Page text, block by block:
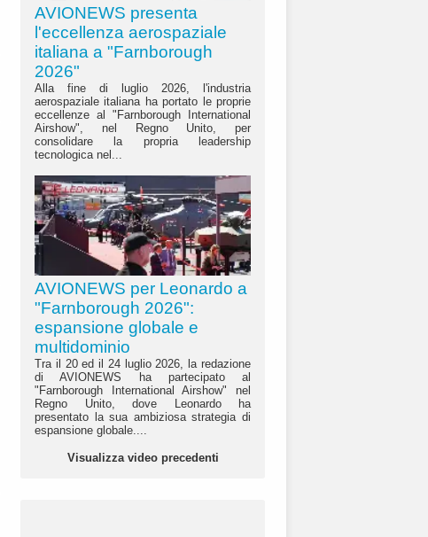
AVIONEWS presenta
l'eccellenza aerospaziale
italiana a "Farnborough
2026"
Alla fine di luglio 2026, l'industria
aerospaziale italiana ha portato le proprie
eccellenze al "Farnborough International
Airshow", nel Regno Unito, per
consolidare la propria leadership
tecnologica nel...
AVIONEWS per Leonardo a
"Farnborough 2026":
espansione globale e
multidominio
Tra il 20 ed il 24 luglio 2026, la redazione
di AVIONEWS ha partecipato al
"Farnborough International Airshow" nel
Regno Unito, dove Leonardo ha
presentato la sua ambiziosa strategia di
espansione globale....
Visualizza video precedenti